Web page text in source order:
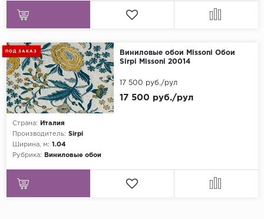
ПОД ЗАКАЗ
Виниловые обои Missoni Обои
Sirpi Missoni 20014
Страна:
Италия
Производитель: Sirpi
Ширина, м: 1.04
Рубрика:
Виниловые обои
17 500 руб./рул
17 500 руб./рул